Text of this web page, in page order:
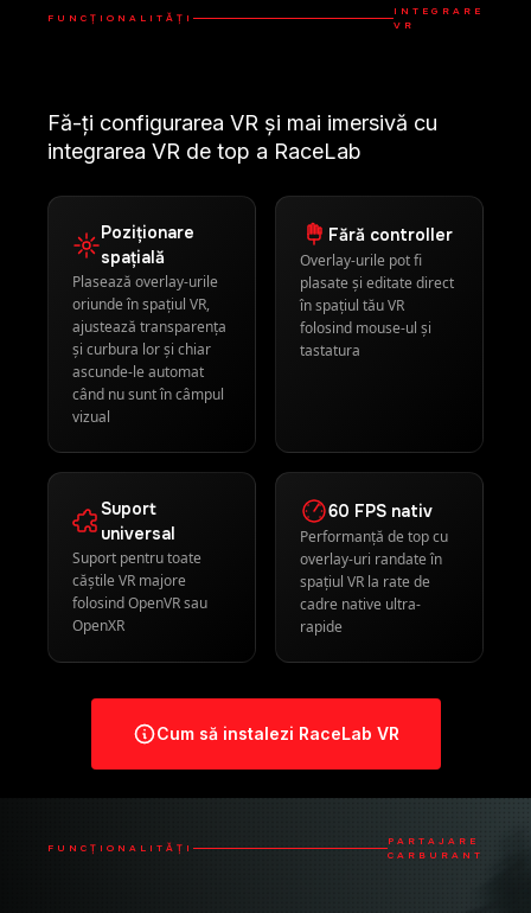
oriunde în spațiul VR,
ajustează transparența
și curbura lor și chiar
vizual
în spațiul tău VR
folosind mouse-ul și
Suport
universal
Suport pentru toate
căștile VR majore
folosind OpenVR sau
60 FPS nativ
Performanță de top cu
Cum să instalezi RaceLab VR
FUNCȚIONALITĂȚI
PARTAJARE
activând partajarea carburantului între